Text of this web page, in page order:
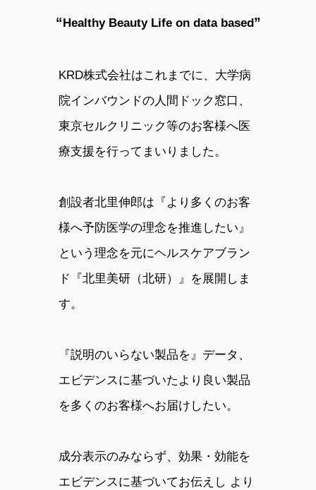
“ Healthy Beauty Life on data based”
KRD株式会社はこれまでに、 大学病
院インバウンドの人間ドック窓口、
東京セルクリニック等のお客様へ医
療支援を行ってまいりました。
創設者北里伸郎は『より多くのお客
様へ予防医学の理念を推進したい』
という理念を元にヘルスケアブラン
ド『北里美研（北研）』を展開しま
す。
『説明のいらない製品を』データ、
エビデンスに基づいたより良い製品
を多くのお客様へお届けしたい。
成分表示のみならず、効果・効能を
エビデンスに基づいてお伝えし より